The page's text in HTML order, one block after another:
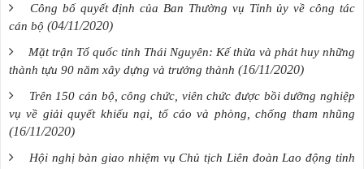
Công bố quyết định của Ban Thường vụ Tỉnh ủy về công tác
cán bộ (04/11/2020)
Mặt trận Tổ quốc tỉnh Thái Nguyên: Kế thừa và phát huy những
thành tựu 90 năm xây dựng và trưởng thành (16/11/2020)
Trên 150 cán bộ, công chức, viên chức được bồi dưỡng nghiệp
vụ về giải quyết khiếu nại, tố cáo và phòng, chống tham nhũng
(16/11/2020)
Hội nghị bàn giao nhiệm vụ Chủ tịch Liên đoàn Lao động tỉnh